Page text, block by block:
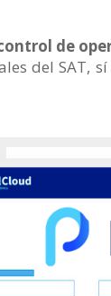
de
del SAT,